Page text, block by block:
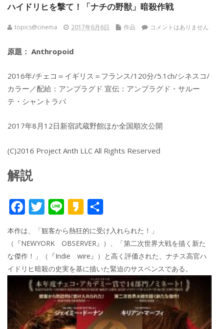
ハイドリヒを撃て！「ナチの野獣」暗殺作戦
topics@cinema 2017年6月6日 作品 コメントはありません
原題： Anthropoid
2016年/チェコ＝イギリス＝フランス/120分/5.1ch/シネスコ/
カラー／配給：アンプラグド 宣伝：アンプラグド・サルー
テ・シャントラパ
2017年8月12日新宿武蔵野館ほか全国順次公開
(C)2016 Project Anth LLC All Rights Reserved
解説
F
ac
e
b
o
o
k
T
w
itt
er
Li
n
e
K
a
k
a
o
有
本作は、「観客から熱狂的に受け入れられた！」
（『NEWYORK OBSERVER』）、「第二次世界大戦を描く新た
な傑作！」（『Indie wire』）と高く評価された、ナチス高官ハ
イドリヒ暗殺の史実を基に描いた緊迫のサスペンスである。